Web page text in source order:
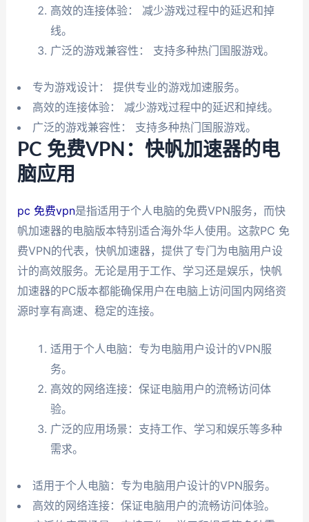
高效的连接体验： 减少游戏过程中的延迟和掉
线。
广泛的游戏兼容性： 支持多种热门国服游戏。
专为游戏设计： 提供专业的游戏加速服务。
高效的连接体验： 减少游戏过程中的延迟和掉线。
广泛的游戏兼容性： 支持多种热门国服游戏。
PC 免费VPN：快帆加速器的电
脑应用
pc 免费vpn是指适用于个人电脑的免费VPN服务，而快
帆加速器的电脑版本特别适合海外华人使用。这款PC 免
费VPN的代表，快帆加速器，提供了专门为电脑用户设
计的高效服务。无论是用于工作、学习还是娱乐，快帆
加速器的PC版本都能确保用户在电脑上访问国内网络资
源时享有高速、稳定的连接。
适用于个人电脑：专为电脑用户设计的VPN服
务。
高效的网络连接：保证电脑用户的流畅访问体
验。
广泛的应用场景：支持工作、学习和娱乐等多种
需求。
适用于个人电脑：专为电脑用户设计的VPN服务。
高效的网络连接：保证电脑用户的流畅访问体验。